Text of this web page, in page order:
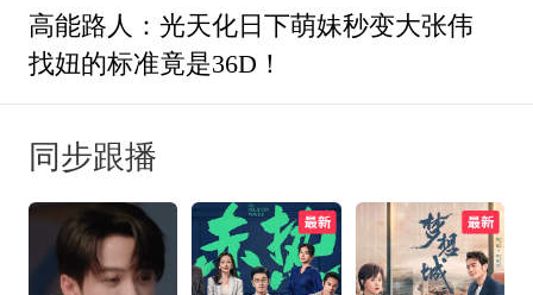
高能路人：光天化日下萌妹秒变大张伟
找妞的标准竟是36D！
同步跟播